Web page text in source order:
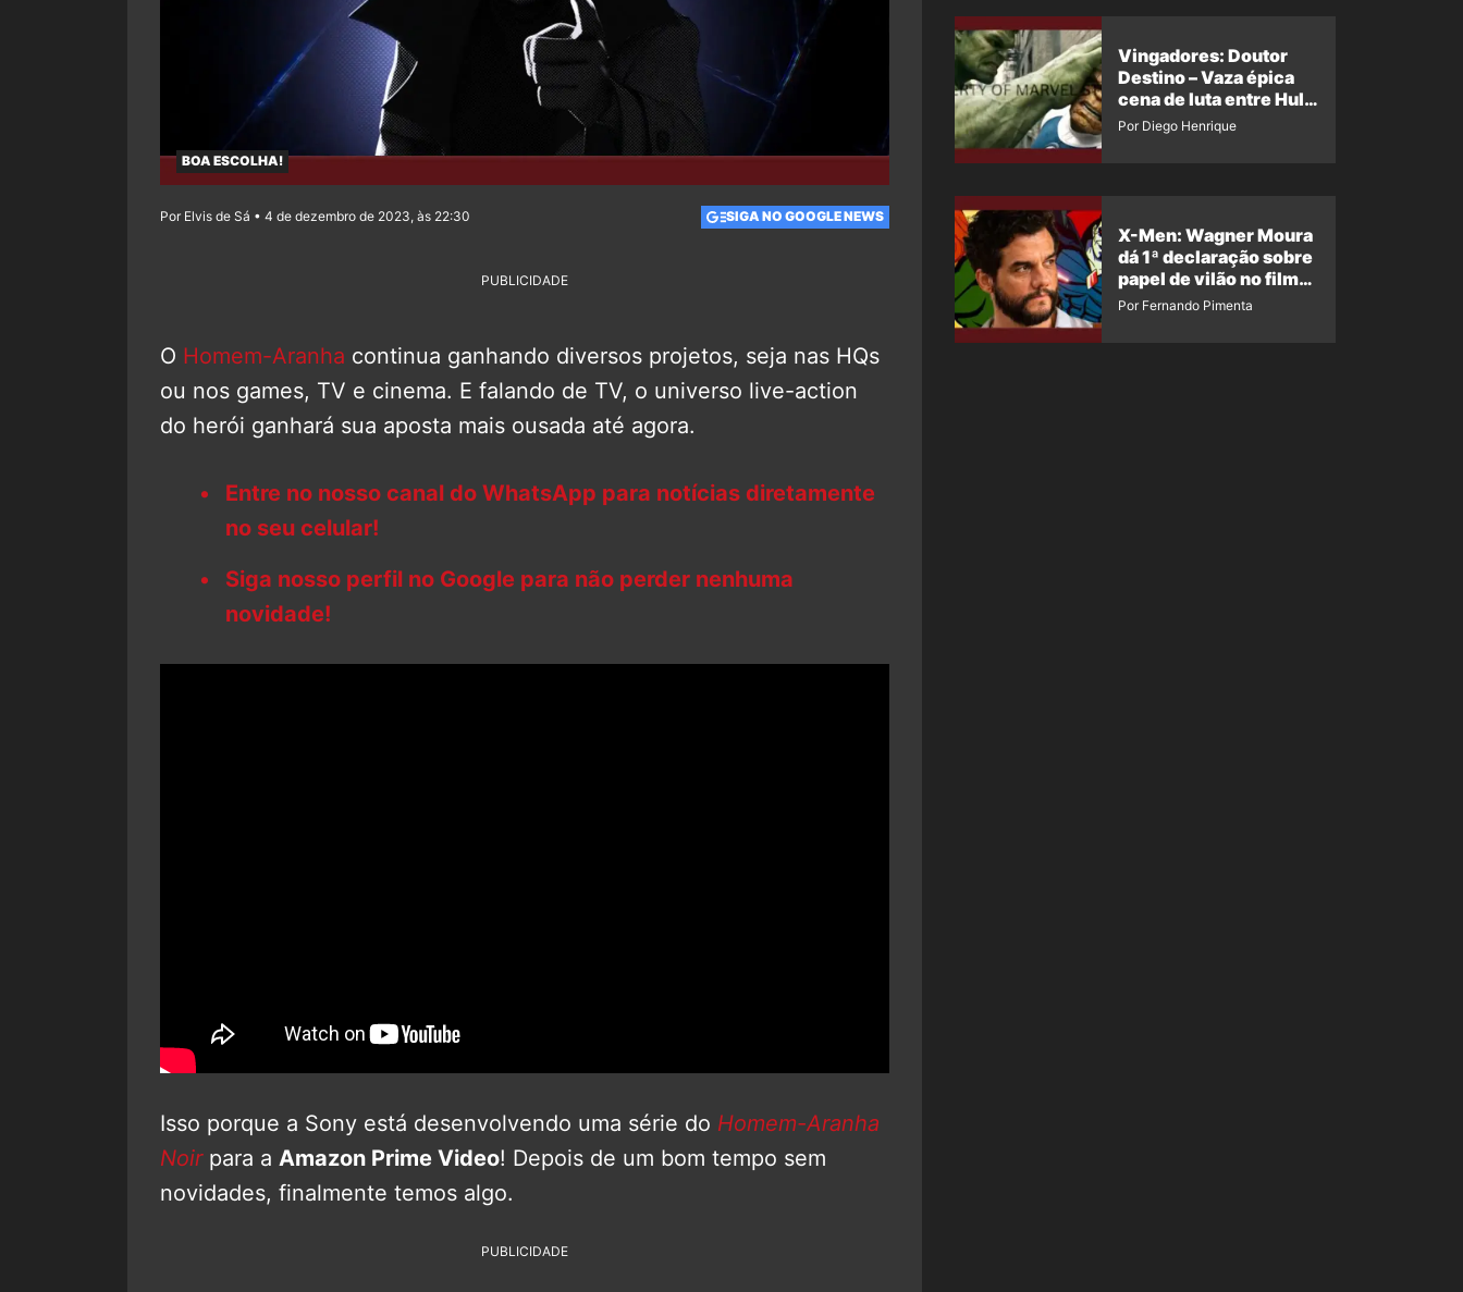
BOA ESCOLHA!
Por Elvis de Sá • 4 de dezembro de 2023, às 22:30 SIGA NO GOOGLE NEWS
PUBLICIDADE
O Homem-Aranha continua ganhando diversos projetos, seja nas HQs
ou nos games, TV e cinema. E falando de TV, o universo live-action
do herói ganhará sua aposta mais ousada até agora.
Entre no nosso canal do WhatsApp para notícias diretamente
no seu celular!
Siga nosso perfil no Google para não perder nenhuma
novidade!
Isso porque a Sony está desenvolvendo uma série do Homem-Aranha
Noirpara a Amazon Prime Video! Depois de um bom tempo sem
novidades, finalmente temos algo.
PUBLICIDADE
Vingadores: Doutor
Destino – Vaza épica
cena de luta entre Hulk
e o Coisa
Por Diego Henrique
X-Men: Wagner Moura
dá 1ª declaração sobre
papel de vilão no filme
da Marvel
Por Fernando Pimenta